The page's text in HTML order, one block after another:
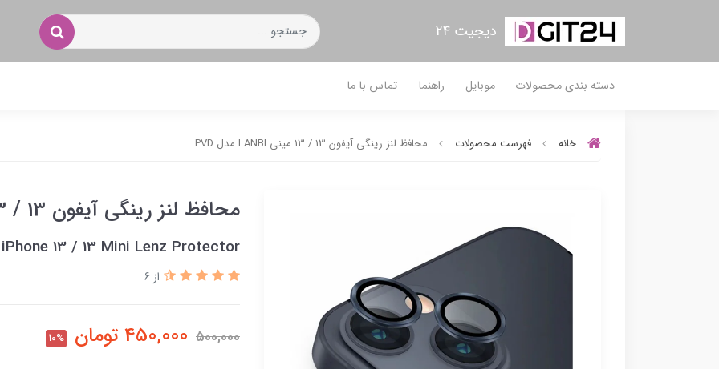
دیجیت ۲۴
دسته بندی محصولات موبایل راهنما تماس با ما
خانه فهرست محصولات محافظ لنز رینگی آیفون 13 / 13 مینی LANBI مدل PVD
محافظ لنز رینگی آیفون 13 / 13 مینی LANBI مدل PVD
13 / 13 Mini Lenz Protector
از 6
500,000
450,000 تومان 10%